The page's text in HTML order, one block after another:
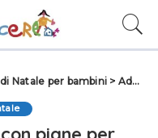
Natale per bambini > Addobbi di Natale
pigne per